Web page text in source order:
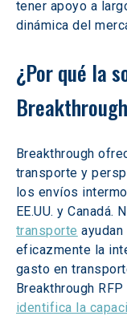
tener apoyo a
dinámica del
¿Por qué la
Breakthrough
transporte y
los envíos
EE.UU. y Canadá.
transporte
eficazmente la
gasto en
Breakthrough
identifica la